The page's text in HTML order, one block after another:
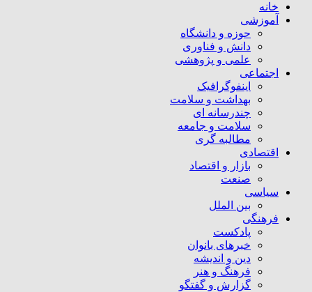
خانه
آموزشی
حوزه و دانشگاه
دانش و فناوری
علمی و پژوهشی
اجتماعی
اینفوگرافیک
بهداشت و سلامت
چندرسانه ای
سلامت و جامعه
مطالبه گری
اقتصادی
بازار و اقتصاد
صنعت
سیاسی
بین الملل
فرهنگی
پادکست
خبرهای بانوان
دین و اندیشه
فرهنگ و هنر
گزارش و گفتگو